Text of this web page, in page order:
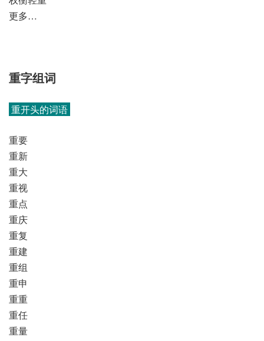
更多…
重字组词
重开头的词语
重要
重新
重大
重视
重点
重庆
重复
重建
重组
重申
重重
重任
重量